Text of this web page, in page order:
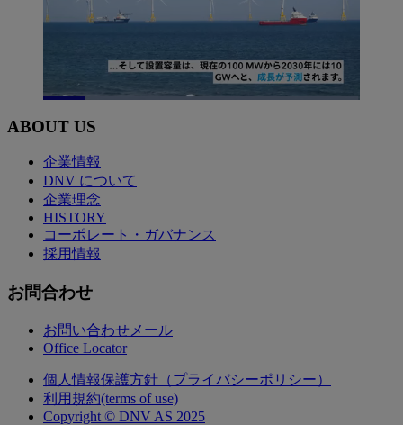
Pause
Loaded:
ABOUT US
企業情報
DNV について
企業理念
HISTORY
コーポレート・ガバナンス
採用情報
お問合わせ
お問い合わせメール
Office Locator
個人情報保護方針（プライバシーポリシー）
利用規約(terms of use)
Copyright © DNV AS 2025